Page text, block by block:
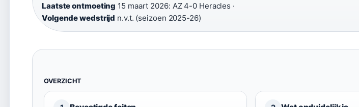
Laatste ontmoeting 15 maart 2026: AZ 4-0 Heracles ·
Volgende wedstrijd n.v.t. (seizoen 2025-26)
OVERZICHT